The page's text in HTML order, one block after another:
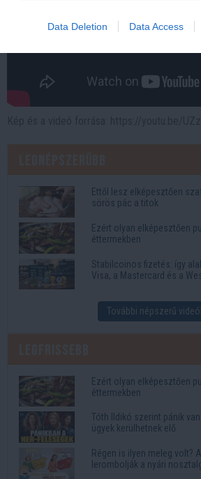
Data Deletion Data Access
Ettől lesz elképesztően
sörös pác a titok
Ezért olyan elképesztően
éttermekben
Stabilcoinos fizetés: így
Visa, a Mastercard és a
További népszerű
Ezért olyan elképesztően
éttermekben
Tóth Ildikó szerint pánik
ügyek kerülhetnek elő
Régen is ilyen meleg volt?
lerombolják a nyári